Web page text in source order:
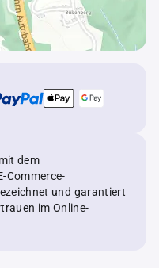
dem
Commerce-
und garantiert
im Online-